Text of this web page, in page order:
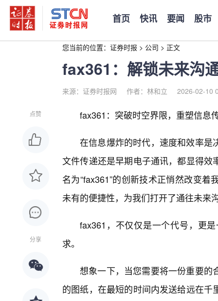
首页 快讯 要闻 股市
您当前的位置： 证券时报 > 公司 > 正文
fax361：解锁未来沟
来源：证券时报网 作者：林和立 2026-02-10
点赞
分享
fax361：突破时空界限，重塑信息
在信息爆炸的时代，速度和效率是
文件传递还是早期电子通讯，都显得
名为“fax361”的创新技术正悄然改变
未有的便捷性，为我们打开了通往未来
fax361，不仅仅是一个代号，更
求。
想象一下，当您需要将一份重要的
的图纸，在最短的时间内发送给远在